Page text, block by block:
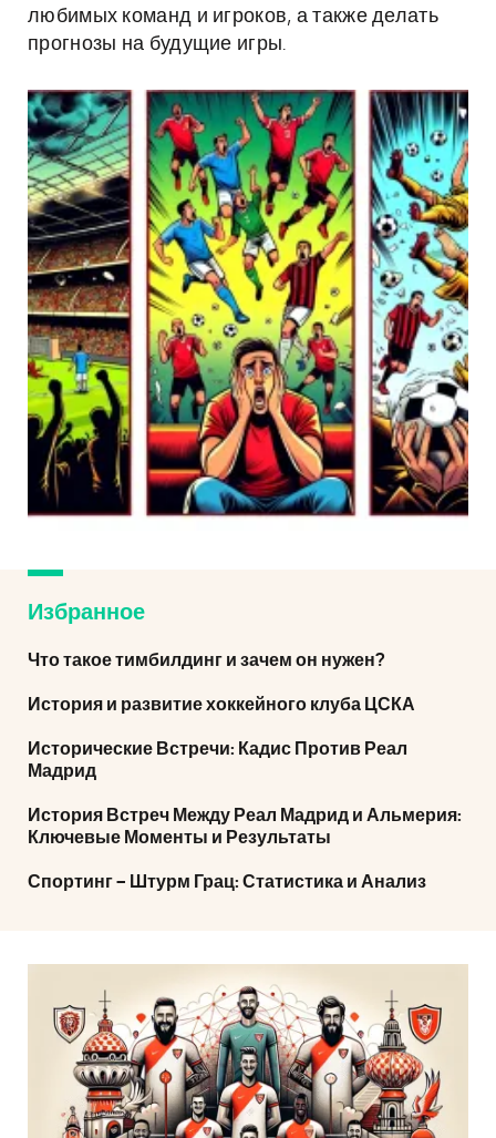
любимых команд и игроков, а также делать
прогнозы на будущие игры.
Избранное
Что такое тимбилдинг и зачем он нужен?
История и развитие хоккейного клуба ЦСКА
Исторические Встречи: Кадис Против Реал
Мадрид
История Встреч Между Реал Мадрид и Альмерия:
Ключевые Моменты и Результаты
Спортинг – Штурм Грац: Статистика и Анализ